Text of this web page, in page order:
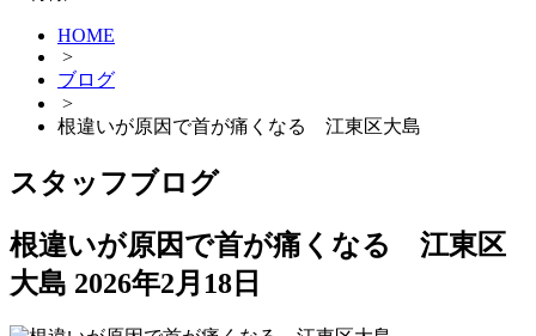
HOME
>
ブログ
>
根違いが原因で首が痛くなる 江東区大島
スタッフブログ
根違いが原因で首が痛くなる 江東区
大島 2026年2月18日